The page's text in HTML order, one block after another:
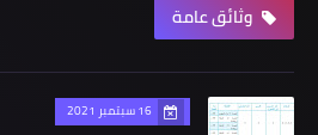
وثائق عامة
16 سبتمبر 2021